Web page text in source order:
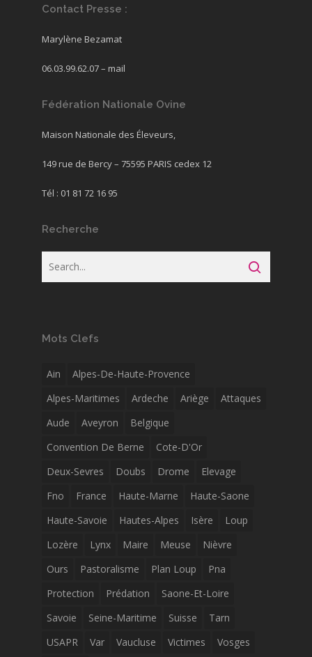
Contact Presse :
Marylène Bezamat
06.03.99.62.07 – mail
Fédération Nationale Ovine
Maison Nationale des Éleveurs,
149 rue de Bercy – 75595 PARIS cedex 12
Tél : 01 81 72 16 95
Recherche
Mots Clefs
Ain
Alpes-De-Haute-Provence
Alpes-Maritimes
Ardeche Ariège
Attaques
Aude
Aveyron
Belgique
Convention De Berne
Cote-D'Or
Deux-Sevres
Doubs Drome
Elevage
Fno
France Haute-Marne
Haute-Saone
Haute-Savoie
Hautes-Alpes Isère
Loup
Lozère
Lynx Maire Meuse
Nièvre
Ours
Pastoralisme Plan Loup
Pna
Protection
Prédation
Saone-Et-Loire
Savoie
Seine-Maritime Suisse
Tarn
USAPR
Var Vaucluse Victimes Vosges